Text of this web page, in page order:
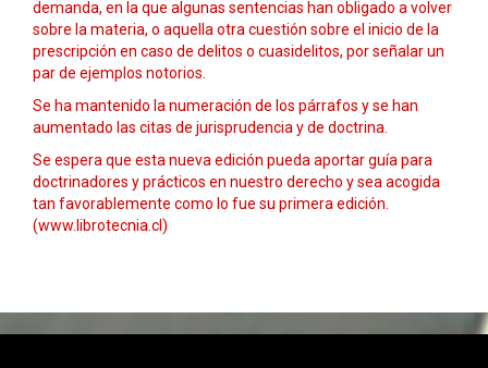
demanda, en la que algunas sentencias han obligado a volver
sobre la materia, o aquella otra cuestión sobre el inicio de la
prescripción en caso de delitos o cuasidelitos, por señalar un
par de ejemplos notorios.
Se ha mantenido la numeración de los párrafos y se han
aumentado las citas de jurisprudencia y de doctrina.
Se espera que esta nueva edición pueda aportar guía para
doctrinadores y prácticos en nuestro derecho y sea acogida
tan favorablemente como lo fue su primera edición.
(www.librotecnia.cl)